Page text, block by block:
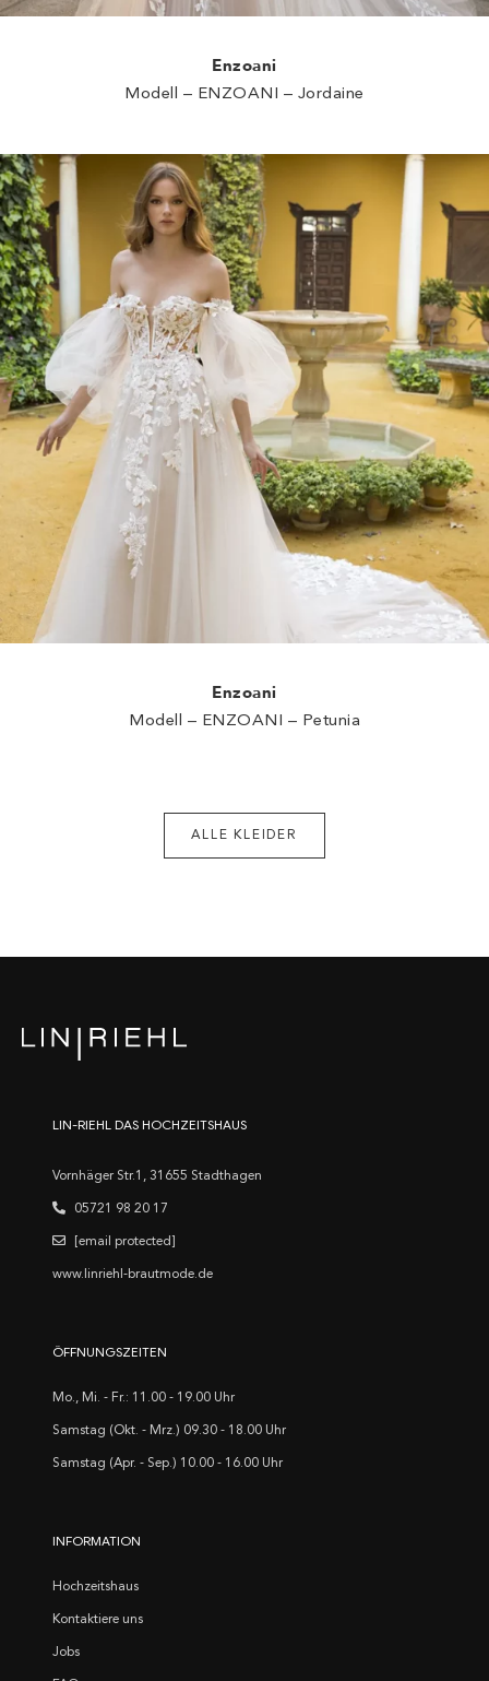
Enzoani
Modell – ENZOANI – Jordaine
Enzoani
Modell – ENZOANI – Petunia
ALLE KLEIDER
LIN-RIEHL DAS HOCHZEITSHAUS
Vornhäger Str.1, 31655 Stadthagen
05721 98 20 17
[email protected]
www.linriehl-brautmode.de
ÖFFNUNGSZEITEN
Mo., Mi. - Fr.: 11.00 - 19.00 Uhr
Samstag (Okt. - Mrz.) 09.30 - 18.00 Uhr
Samstag (Apr. - Sep.) 10.00 - 16.00 Uhr
INFORMATION
Hochzeitshaus
Kontaktiere uns
Jobs